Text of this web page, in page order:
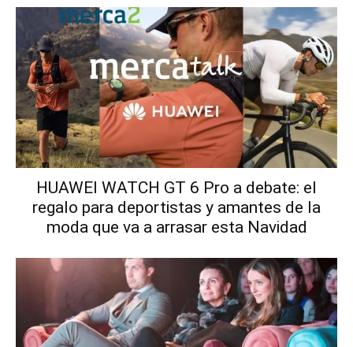
HUAWEI WATCH GT 6 Pro a debate: el
regalo para deportistas y amantes de la
moda que va a arrasar esta Navidad